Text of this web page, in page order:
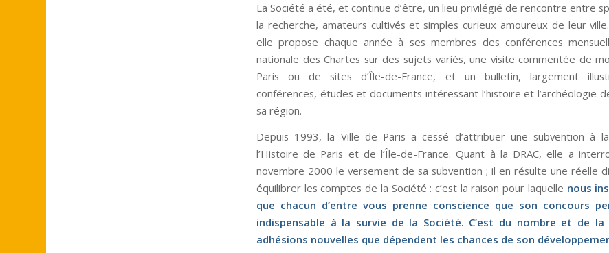
La Société a été, et continue d’être, un lieu privilégié de rencontre entre
la recherche, amateurs cultivés et simples curieux amoureux de leur
elle propose chaque année à ses membres des conférences
nationale des Chartes sur des sujets variés, une visite commentée de
Paris ou de sites d’Île-de-France, et un bulletin, largement
conférences, études et documents intéressant l’histoire et l’archéologie
sa région.
Depuis 1993, la Ville de Paris a cessé d’attribuer une subvention à
l’Histoire de Paris et de l’Île-de-France. Quant à la DRAC, elle a
novembre 2000 le versement de sa subvention ; il en résulte une réelle
équilibrer les comptes de la Société : c’est la raison pour laquelle nous
que chacun d’entre vous prenne conscience que son concours
indispensable à la survie de la Société. C’est du nombre et de la
adhésions nouvelles que dépendent les chances de son